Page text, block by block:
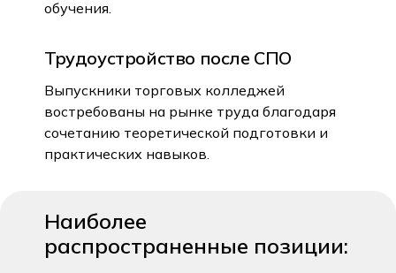
обучения.
Трудоустройство после СПО
Выпускники торговых колледжей
востребованы на рынке труда благодаря
сочетанию теоретической подготовки и
практических навыков.
Наиболее
распространенные позиции: